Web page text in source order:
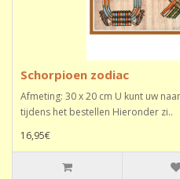
Schorpioen zodiac
Afmeting: 30 x 20 cm U kunt uw
tijdens het bestellen Hieronder zi..
16,95€